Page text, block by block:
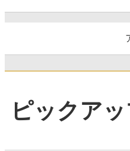
ピックア